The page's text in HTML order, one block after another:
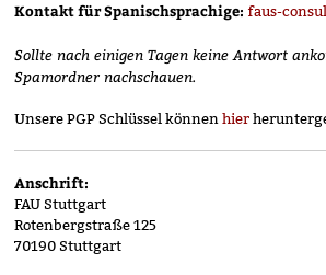
Kontakt für Spanischsprachige: faus-
Sollte nach einigen Tagen keine Antwort
Spamordner nachschauen.
Unsere PGP Schlüssel können hier
Anschrift:
FAU Stuttgart
Rotenbergstraße 125
70190 Stuttgart